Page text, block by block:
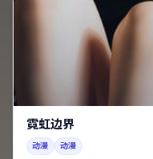
霓虹边界
动漫 动漫